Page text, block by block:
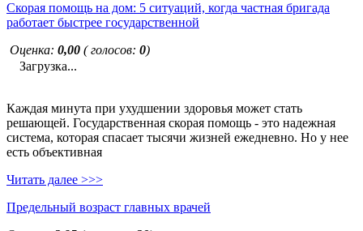
Скорая помощь на дом: 5 ситуаций, когда частная бригада
работает быстрее государственной
Оценка: 0,00 ( голосов: 0)
Загрузка...
Каждая минута при ухудшении здоровья может стать
решающей. Государственная скорая помощь - это надежная
система, которая спасает тысячи жизней ежедневно. Но у нее
есть объективная
Читать далее >>>
Предельный возраст главных врачей